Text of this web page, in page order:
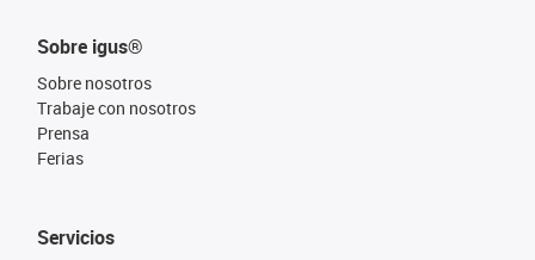
Sobre igus®
Sobre nosotros
Trabaje con nosotros
Prensa
Ferias
Servicios